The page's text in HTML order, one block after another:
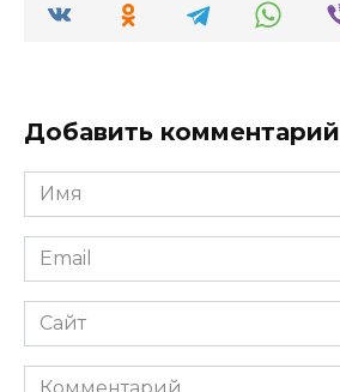
Добавить комментарий
Имя
*
Email
*
Сайт
Комментарий